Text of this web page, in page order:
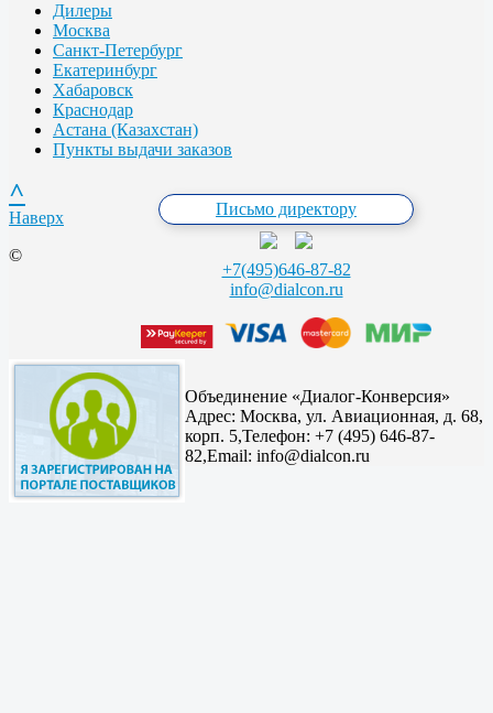
Дилеры
Москва
Санкт-Петербург
Екатеринбург
Хабаровск
Краснодар
Астана (Казахстан)
Пункты выдачи заказов
Письмо директору
+7(495)646-87-82
info@dialcon.ru
^
Наверх
©
Объединение «Диалог-Конверсия»
Адрес: Москва, ул. Авиационная, д. 68,
корп. 5,Телефон: +7 (495) 646-87-
82,Email: info@dialcon.ru